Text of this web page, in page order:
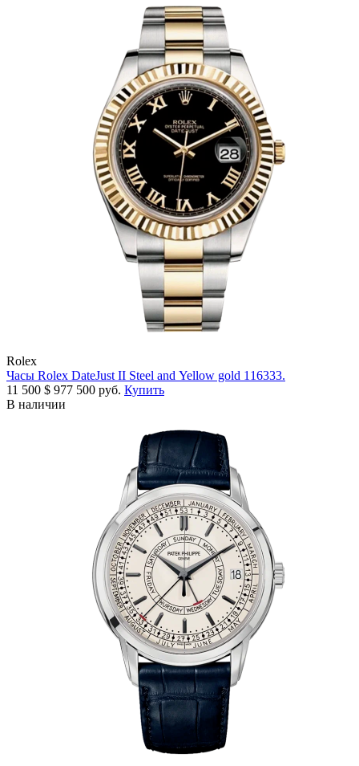
Rolex
Часы Rolex DateJust II Steel and Yellow gold 116333.
11 500 $ 977 500 руб. Купить
В наличии